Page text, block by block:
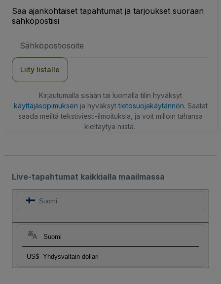
Saa ajankohtaiset tapahtumat ja tarjoukset suoraan
sähköpostiisi
Liity listalle
Kirjautumalla sisään tai luomalla tilin hyväksyt
käyttäjäsopimuksen ja hyväksyttietosuojakäytännön. Saatat
saada meiltä tekstiviesti-ilmoituksia, ja voit milloin tahansa
kieltäytyä niistä.
Live-tapahtumat kaikkialla maailmassa
Suomi
Suomi
US$ Yhdysvaltain dollari